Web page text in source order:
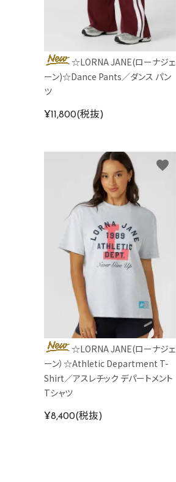
☆LORNA JANE(ローナジェ
ーン)☆Dance Pants／ダンス パン
ツ
¥11,800(税抜)
☆LORNA JANE(ローナジェ
ーン）☆Athletic Department T-
Shirt／アスレチック デパートメント
Tシャツ
¥8,400(税抜)
favorite